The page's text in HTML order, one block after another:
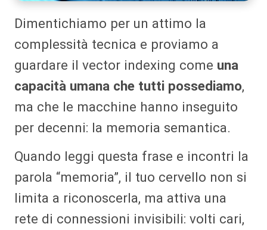
Dimentichiamo per un attimo la
complessità tecnica e proviamo a
guardare il vector indexing come una
capacità umana che tutti possediamo,
ma che le macchine hanno inseguito
per decenni: la memoria semantica.
Quando leggi questa frase e incontri la
parola “memoria”, il tuo cervello non si
limita a riconoscerla, ma attiva una
rete di connessioni invisibili: volti cari,